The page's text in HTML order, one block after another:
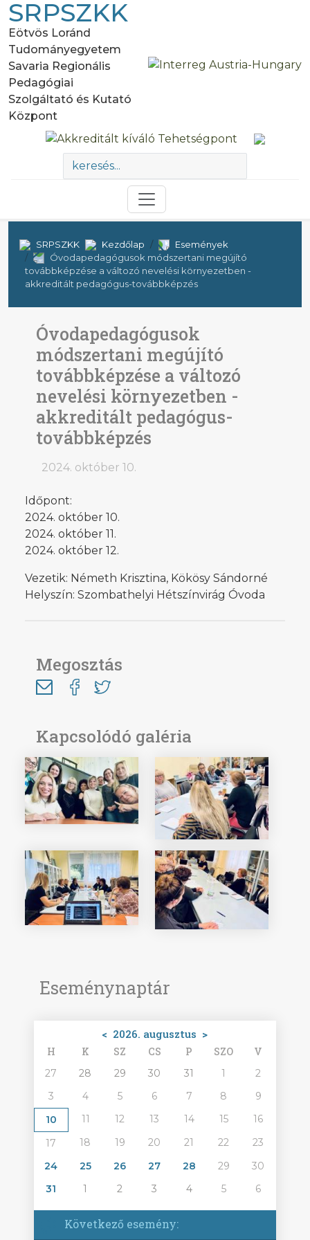
SRPSZKK
Eötvös Loránd
Tudományegyetem
Savaria Regionális
Pedagógiai
Szolgáltató és Kutató
Központ
SRPSZKK Kezdőlap
Események
Óvodapedagógusok módszertani megújító
továbbképzése a változó nevelési környezetben -
akkreditált pedagógus-továbbképzés
Eseménynaptár
< 2026. augusztus >
H K SZ CS P SZO V
27 28 29 30 31 1
2
3
4 5 6 7 8
9
10
11 12 13 14 15
16
17
18 19 20 21 22
23
24
25 26 27 28 29
30
31
1 2 3 4 5 6
Következő esemény:
Óvodapedagógusok
módszertani megújító
továbbképzése a változó
nevelési környezetben -
akkreditált pedagógus-
továbbképzés
2024. október 10.
Időpont:
2024. október 10.
2024. október 11.
2024. október 12.
Vezetik: Németh Krisztina, Kökösy Sándorné
Helyszín: Szombathelyi Hétszínvirág Óvoda
Megosztás
Kapcsolódó galéria